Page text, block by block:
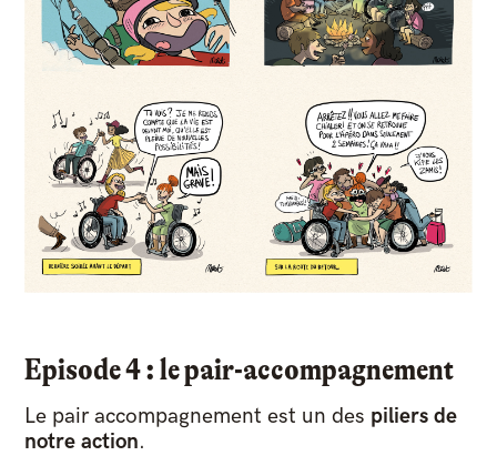
Episode 4 : le pair-accompagnement
Le pair accompagnement est un des piliers de
notre action.